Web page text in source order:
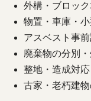
外構・ブロッ
物置・車庫・
アスベスト事
廃棄物の分別
整地・造成対応
古家・老朽建